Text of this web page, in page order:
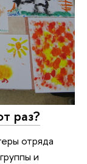
раз?
отряда
и